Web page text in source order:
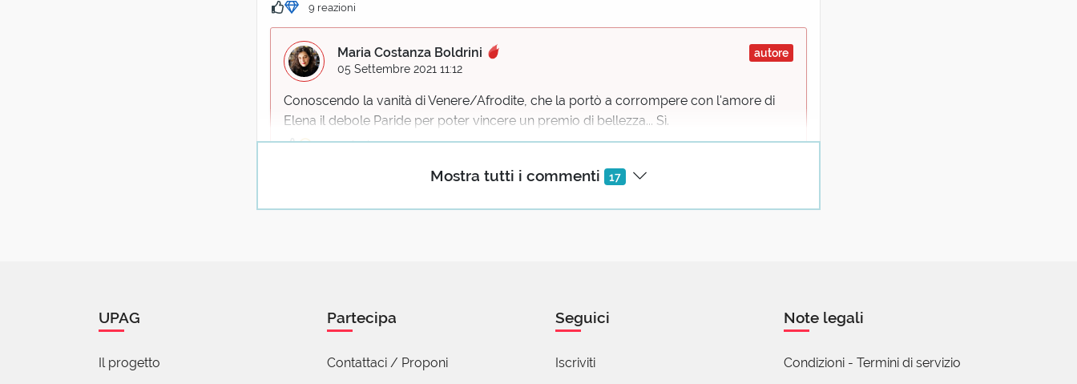
Mostra tutti i commenti 17
9 reazioni
Maria Costanza Boldrini
autore
05 Settembre 2021 11:12
Conoscendo la vanità di Venere/Afrodite, che la portò a corrompere con l'amore di
Elena il debole Paride per poter vincere un premio di bellezza... Sì.
8 reazioni
05 Settembre 2021 11:31
Roberto Lonati
UPAG
Il progetto
Partecipa
Contattaci / Proponi
Seguici
Iscriviti
Note legali
Condizioni - Termini di servizio